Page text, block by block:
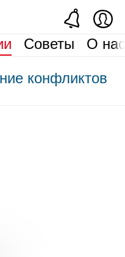
Советы
О
конфликтов